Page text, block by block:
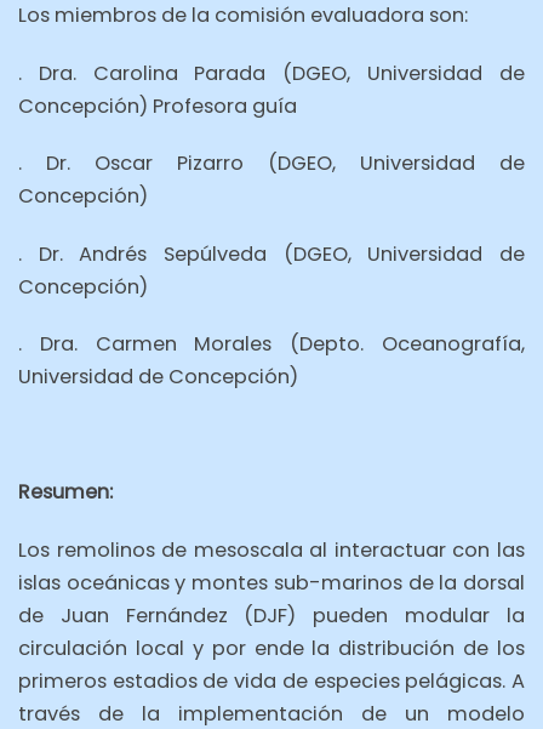
Los miembros de la comisión evaluadora son:
. Dra. Carolina Parada (DGEO, Universidad de
Concepción) Profesora guía
. Dr. Oscar Pizarro (DGEO, Universidad de
Concepción)
. Dr. Andrés Sepúlveda (DGEO, Universidad de
Concepción)
. Dra. Carmen Morales (Depto. Oceanografía,
Universidad de Concepción)
Resumen:
Los remolinos de mesoscala al interactuar con las
islas oceánicas y montes sub-marinos de la dorsal
de Juan Fernández (DJF) pueden modular la
circulación local y por ende la distribución de los
primeros estadios de vida de especies pelágicas. A
través de la implementación de un modelo